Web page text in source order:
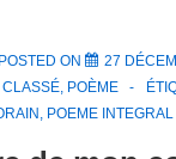
POSTED ON
27
CLASSÉ, POÈME
, POEME INTEGRAL